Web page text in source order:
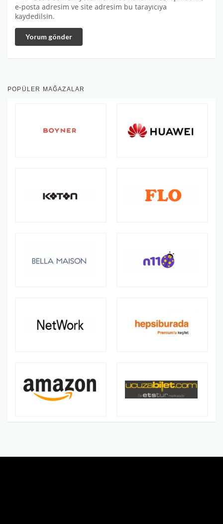
e-posta adresim ve site adresim bu tarayıcıya
kaydedilsin.
Yorum gönder
POPÜLER MAĞAZALAR